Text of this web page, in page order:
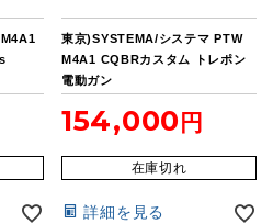
東京)SYSTEMA/システマ PTW
M4A1 CQBRカスタム トレポン
電動ガン
154,000
在庫切れ
詳細を見る